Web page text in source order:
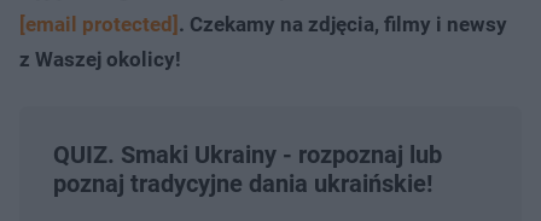
[email protected] . Czekamy na zdjęcia, filmy i newsy
z Waszej okolicy!
QUIZ. Smaki Ukrainy - rozpoznaj lub
poznaj tradycyjne dania ukraińskie!